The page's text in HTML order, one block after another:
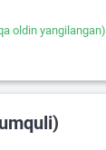
oldin yangilangan)